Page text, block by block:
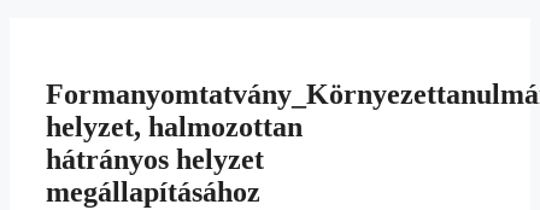
helyzet, halmozottan
hátrányos helyzet
megállapításához